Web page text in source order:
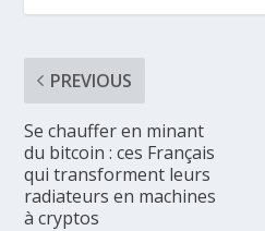
PREVIOUS
Se chauffer en minant
du bitcoin : ces Français
qui transforment leurs
radiateurs en machines
à cryptos